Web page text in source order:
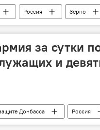
Россия Зерно
за сутки
и
Донбасса Россия
бронетехника